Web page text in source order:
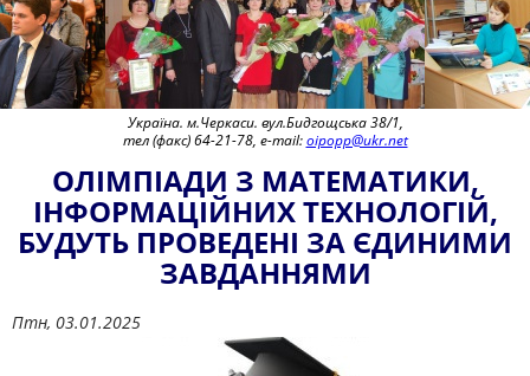
Україна. м.Черкаси. вул.Бидгощська 38/1,
тел (факс) 64-21-78, e-mail:oipopp@ukr.net
ОЛІМПІАДИ З МАТЕМАТИКИ,
ІНФОРМАЦІЙНИХ ТЕХНОЛОГІЙ,
БУДУТЬ ПРОВЕДЕНІ ЗА ЄДИНИМИ
ЗАВДАННЯМИ
Птн, 03.01.2025